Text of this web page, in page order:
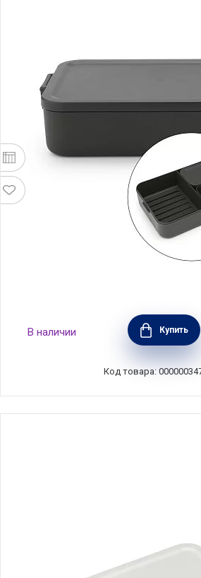
Ланчбокс Bento Make &
25х16,6х16,7 см, тёмно-
Brabantia, 203480
В наличии Купить
Код товара: